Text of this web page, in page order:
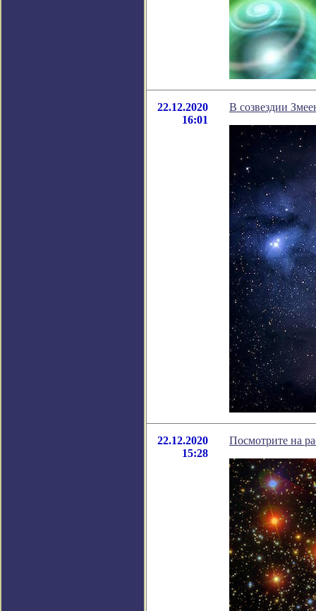
22.12.2020
16:01
В созвездии
22.12.2020
15:28
Посмотрите на